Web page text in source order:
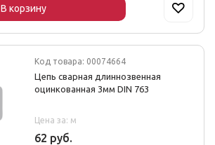
В корзину
Код товара: 00074664
Цепь сварная длиннозвенная
оцинкованная 3мм DIN 763
Цена за: м
62 руб.